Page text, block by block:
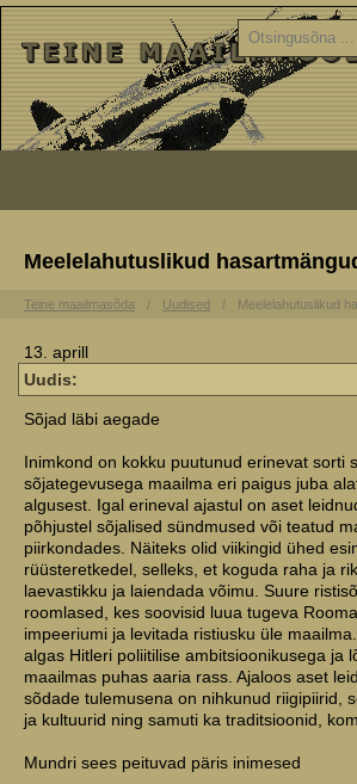
Meelelahutuslikud
Teine maailmasõda Uudised Meelelahutuslikud
13. aprill
Uudis:
Sõjad läbi aegade
Inimkond on kokku puutunud erinevat sorti
sõjategevusega maailma eri paigus juba
algusest. Igal erineval ajastul on aset
põhjustel sõjalised sündmused või teatud
piirkondades. Näiteks olid viikingid ühed
rüüsteretkedel, selleks, et koguda raha ja
laevastikku ja laiendada võimu. Suure
roomlased, kes soovisid luua tugeva
impeeriumi ja levitada ristiusku üle maailma.
algas Hitleri poliitilise ambitsioonikusega ja
maailmas puhas aaria rass. Ajaloos aset
sõdade tulemusena on nihkunud riigipiirid,
ja kultuurid ning samuti ka traditsioonid,
Mundri sees peituvad päris inimesed